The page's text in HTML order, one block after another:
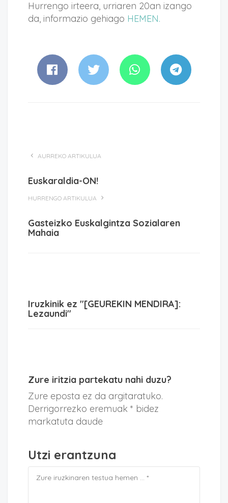
Hurrengo irteera, urriaren 20an izango
da, informazio gehiago HEMEN.
AURREKO ARTIKULUA
Euskaraldia-ON!
HURRENGO ARTIKULUA
Gasteizko Euskalgintza Sozialaren
Mahaia
Iruzkinik ez "[GEUREKIN MENDIRA]:
Lezaundi"
Zure iritzia partekatu nahi duzu?
Zure eposta ez da argitaratuko.
Derrigorrezko eremuak * bidez
markatuta daude
Utzi erantzuna